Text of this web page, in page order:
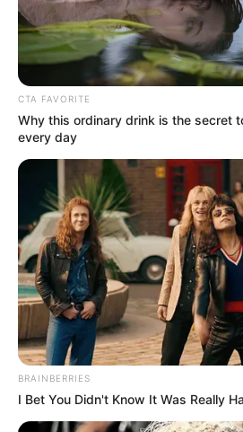
CTA FAVORITE
Why this ordinary drink is the secret
every day
BRAINBERRIES
I Bet You Didn't Know It Was Really